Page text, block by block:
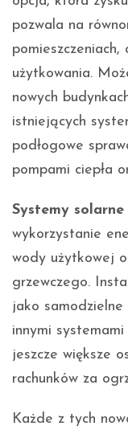
pozwala na
użytkowania.
nowych
istniejących
podłogowe
pompami ciepła
Systemy solarne
wykorzystanie
wody użytkowej
grzewczego.
jako samodzielne
innymi
jeszcze większe
rachunków za
Każde z tych